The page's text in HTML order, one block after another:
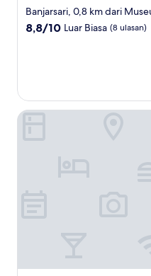
bintang
3.5
Banjarsari, 0,8 km dari
8.8
ulasan)
8,8/10 Luar Biasa (8 ulasan)
Aston Solo